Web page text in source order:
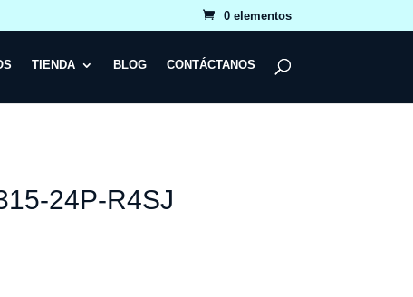
0 elementos
TIENDA BLOG CONTÁCTANOS
24P-R4SJ